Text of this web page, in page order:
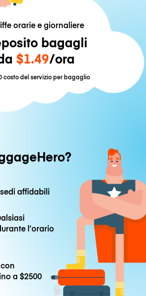
orarie e giornaliere
bagagli
$1.49/ora
costo del servizio per bagaglio
affidabili
l’orario
a$2500